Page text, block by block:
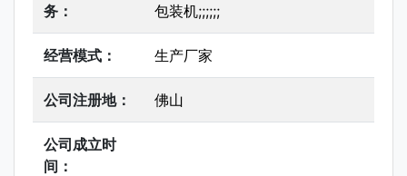
务：
包装机;;;;;;
经营模式： 生产厂家
公司注册地： 佛山
公司成立时
间：